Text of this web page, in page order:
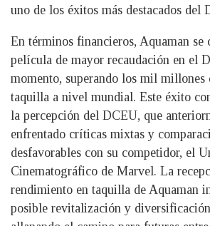
uno de los éxitos más destacados del
En términos financieros, Aquaman
película de mayor recaudación en el
momento, superando los mil millones
taquilla a nivel mundial. Este éxito
la percepción del DCEU, que
enfrentado críticas mixtas y
desfavorables con su competidor, el
Cinematográfico de Marvel. La
rendimiento en taquilla de Aquaman
posible revitalización y